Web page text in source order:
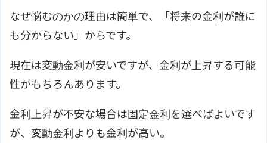
なぜ悩むのかの理由は簡単で、「将来の金利が誰に
も分からない」からです。
現在は変動金利が安いですが、金利が上昇する可能
性がもちろんあります。
金利上昇が不安な場合は固定金利を選べばよいです
が、変動金利よりも金利が高い。